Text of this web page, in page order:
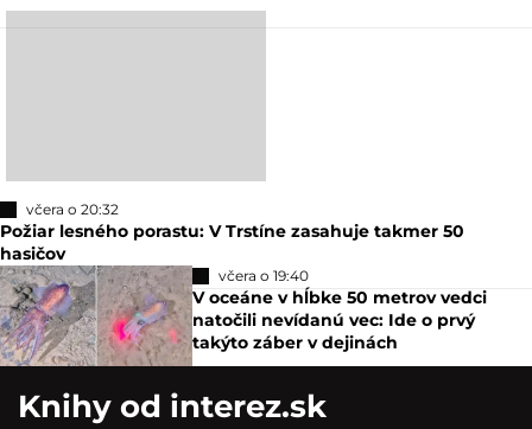
včera o 20:32
Požiar lesného porastu: V Trstíne zasahuje takmer 50
hasičov
včera o 19:40
V oceáne v hĺbke 50 metrov vedci
natočili nevídanú vec: Ide o prvý
takýto záber v dejinách
Knihy od interez.sk